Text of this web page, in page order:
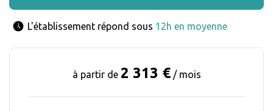
L'établissement répond sous 12h en moyenne
à partir de 2 313 €/ mois